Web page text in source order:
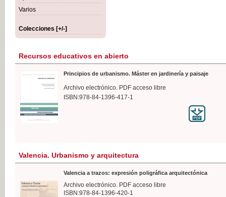
Varios
Colecciones [+/-]
Recursos educativos en abierto
Principios de urbanismo. Máster en jardinería y paisaje
Archivo electrónico. PDF acceso libre
ISBN:978-84-1396-417-1
Valencia. Urbanismo y arquitectura
Valencia a trazos: expresión poligráfica arquitectónica
Archivo electrónico. PDF acceso libre
ISBN:978-84-1396-420-1